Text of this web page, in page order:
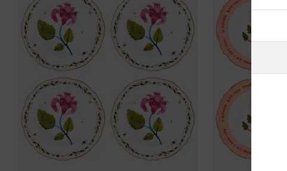
أرمينيا
أستراليا
ألمانيا
أنتيغوا وبربودا